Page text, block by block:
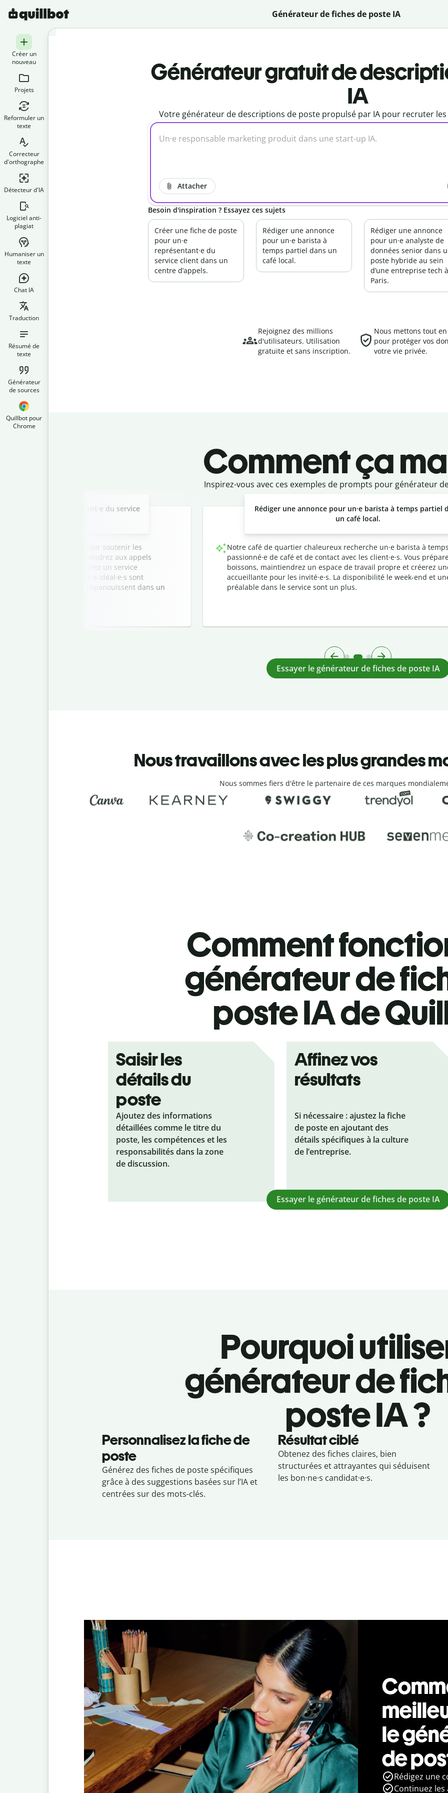
Générateur de fiches de poste IA
Créer un
nouveau
Projets
Reformuler un
texte
Correcteur
d'orthographe
Détecteur d'IA
Logiciel anti-
plagiat
Humaniser un
texte
Chat IA
Traduction
Résumé de
texte
Générateur
de sources
Quillbot pour
Chrome
Générateur gratuit de
IA
Votre générateur de descriptions de poste propulsé par IA pour recruter
Attacher
Besoin d'inspiration ? Essayez ces sujets
Créer une fiche de poste
pour un·e
représentant·e du
service client dans un
centre d’appels.
Rédiger une annonce
pour un·e barista à
temps partiel dans un
café local.
Rédiger une annonce
pour un·e analyste de
données senior dans
poste hybride au sein
d’une entreprise tech à
Paris.
Rejoignez des millions
d'utilisateurs. Utilisation
gratuite et sans inscription.
Nous mettons tout
pour protéger vos
votre vie privée.
Comment ça
Inspirez-vous avec ces exemples de prompts pour générateur
pour un·e représentant·e du service
du service client pour soutenir les
très actif. Vous répondrez aux appels
des client·e·s et offrirez un service
efficacité. Les candidat·e·s idéal·e·s sont
avec la technologie et s’épanouissent dans un
Rédiger une annonce pour un·e barista à temps partiel
un café local.
Notre café de quartier chaleureux recherche un·e barista à
passionné·e de café et de contact avec les client·e·s. Vous
boissons, maintiendrez un espace de travail propre et créerez
accueillante pour les invité·e·s. La disponibilité le week-end et
préalable dans le service sont un plus.
Essayer le générateur de fiches de poste IA
Nous travaillons avec les plus grandes
Nous sommes fiers d'être le partenaire de ces marques
Comment
générateur de
poste IA de
Saisir les
détails du
poste
Ajoutez des informations
détaillées comme le titre du
poste, les compétences et les
responsabilités dans la zone
de discussion.
Affinez vos
résultats
Si nécessaire : ajustez la fiche
de poste en ajoutant des
détails spécifiques à la culture
de l’entreprise.
Essayer le générateur de fiches de poste IA
Pourquoi
générateur de
poste IA ?
Personnalisez la fiche de
poste
Générez des fiches de poste spécifiques
grâce à des suggestions basées sur l’IA et
centrées sur des mots-clés.
Résultat ciblé
Obtenez des fiches claires, bien
structurées et attrayantes qui séduisent
les bon·ne·s candidat·e·s.
le
de
Rédigez une
Continuez